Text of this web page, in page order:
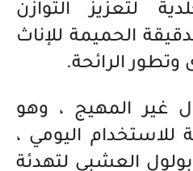
لتعزيز التوازن
الحميمة للإناث
وتطور الرائحة.
غير المهيج ، وهو
للاستخدام اليومي ،
العشبي لتهدئة